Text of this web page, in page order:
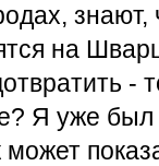
на
-
Я уже
может